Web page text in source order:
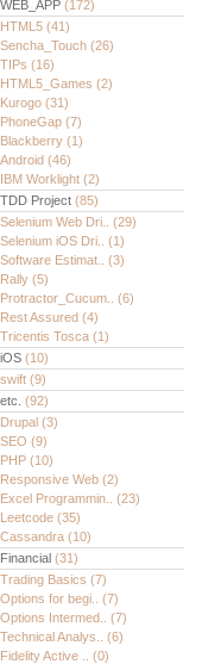
WEB_APP (172)
HTML5 (41)
Sencha_Touch (26)
TIPs (16)
HTML5_Games (2)
Kurogo (31)
PhoneGap (7)
Blackberry (1)
Android (46)
IBM Worklight (2)
TDD Project (85)
Selenium Web Dri.. (29)
Selenium iOS Dri.. (1)
Software Estimat.. (3)
Rally (5)
Protractor_Cucum.. (6)
Rest Assured (4)
Tricentis Tosca (1)
iOS (10)
swift (9)
etc. (92)
Drupal (3)
SEO (9)
PHP (10)
Responsive Web (2)
Excel Programmin.. (23)
Leetcode (35)
Cassandra (10)
Financial (31)
Trading Basics (7)
Options for begi.. (7)
Options Intermed.. (7)
Technical Analys.. (6)
Fidelity Active .. (0)